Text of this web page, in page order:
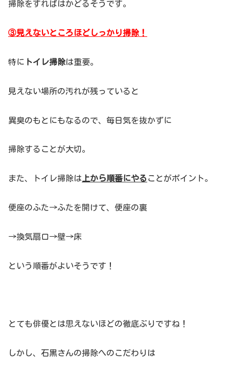
掃除をすればはかどるそうです。
③見えないところほどしっかり掃除！
特に トイレ掃除は重要。
見えない場所の汚れが残っていると
異臭のもとにもなるので、毎日気を抜かずに
掃除することが大切。
また、トイレ掃除は上から順番にやる ことがポイント。
便座のふた→ふたを開けて、便座の裏
→換気扇口→壁→床
という順番がよいそうです！
とても俳優とは思えないほどの徹底ぶりですね！
しかし、石黒さんの掃除へのこだわりは